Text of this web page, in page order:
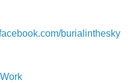
burialinthesky